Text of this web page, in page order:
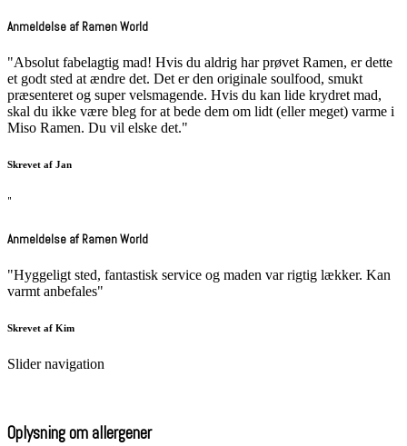
Anmeldelse af Ramen World
"Absolut fabelagtig mad! Hvis du aldrig har prøvet Ramen, er dette
et godt sted at ændre det. Det er den originale soulfood, smukt
præsenteret og super velsmagende. Hvis du kan lide krydret mad,
skal du ikke være bleg for at bede dem om lidt (eller meget) varme i
Miso Ramen. Du vil elske det."
Skrevet af Jan
"
Anmeldelse af Ramen World
"Hyggeligt sted, fantastisk service og maden var rigtig lækker. Kan
varmt anbefales"
Skrevet af Kim
Slider navigation
Oplysning om allergener